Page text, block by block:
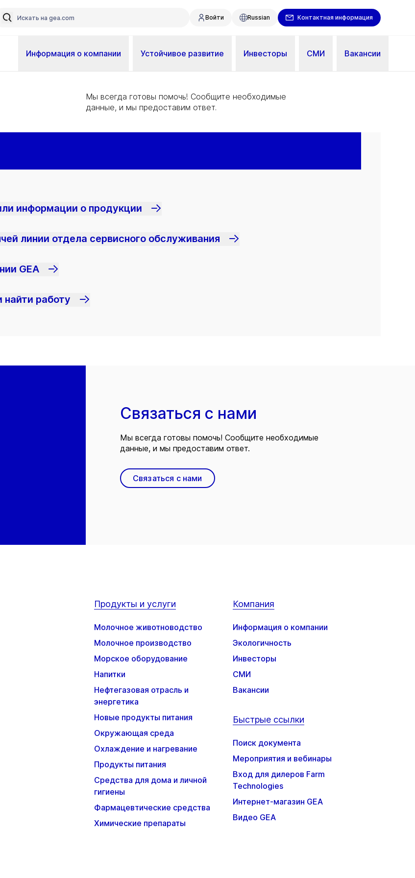
Войти Russian Контактная информация
Информация о компании Устойчивое развитие Инвесторы СМИ Вакансии
Мы всегда готовы помочь! Сообщите необходимые
данные, и мы предоставим ответ.
информации о продукции
линии отдела сервисного обслуживания
GEA
работу
Связаться с нами
Мы всегда готовы помочь! Сообщите необходимые
данные, и мы предоставим ответ.
Связаться с нами
Продукты и услуги
Молочное животноводство
Молочное производство
Морское оборудование
Напитки
Нефтегазовая отрасль и
энергетика
Новые продукты питания
Окружающая среда
Охлаждение и нагревание
Продукты питания
Средства для дома и личной
гигиены
Фармацевтические средства
Химические препараты
Компания
Информация о компании
Экологичность
Инвесторы
СМИ
Вакансии
Быстрые ссылки
Поиск документа
Мероприятия и вебинары
Вход для дилеров Farm
Technologies
Интернет-магазин GEA
Видео GEA